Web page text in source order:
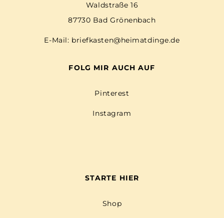
Waldstraße 16
87730 Bad Grönenbach
E-Mail: briefkasten@heimatdinge.de
FOLG MIR AUCH AUF
Pinterest
Instagram
STARTE HIER
Shop